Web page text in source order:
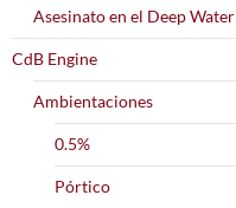
Asesinato en el Deep Water
CdB Engine
Ambientaciones
0.5%
Pórtico